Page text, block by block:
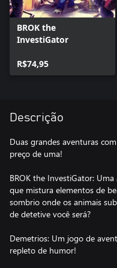
BROK the
InvestiGator
R$74,95
Descrição
Duas grandes aventuras
preço de uma!
BROK the InvestiGator:
que mistura elementos de
sombrio onde os animais
de detetive você será?
Demetrios: Um jogo de
repleto de humor!